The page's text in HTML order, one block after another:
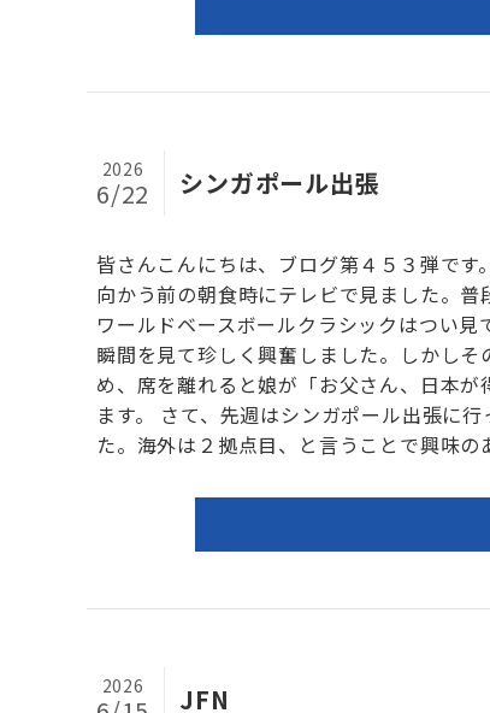
シンガポール出張
2026
6/22
皆さんこんにちは、ブログ第４５３弾で
向かう前の朝食時にテレビで見ました。
ワールドベースボールクラシックはつい
瞬間を見て珍しく興奮しました。しかし
め、席を離れると娘が「お父さん、日本
ます。 さて、先週はシンガポール出張に
た。海外は２拠点目、と言うことで興味の
JFN
2026